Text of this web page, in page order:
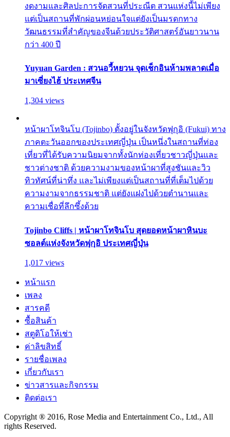
งดงามและศิลปะการจัดสวนที่ประณีต สวนแห่งนี้ไม่เพียง
แต่เป็นสถานที่พักผ่อนหย่อนใจแต่ยังเป็นมรดกทาง
วัฒนธรรมที่สำคัญของจีนด้วยประวัติศาสตร์อันยาวนาน
กว่า 400 ปี
Yuyuan Garden : สวนอวี้หยวน จุดเช็กอินห้ามพลาดเมื่อ
มาเซี่ยงไฮ้ ประเทศจีน
1,304 views
หน้าผาโทจินโบ (Tojinbo) ตั้งอยู่ในจังหวัดฟุกุอิ (Fukui) ทาง
ภาคตะวันออกของประเทศญี่ปุ่น เป็นหนึ่งในสถานที่ท่อง
เที่ยวที่ได้รับความนิยมจากทั้งนักท่องเที่ยวชาวญี่ปุ่นและ
ชาวต่างชาติ ด้วยความงามของหน้าผาที่สูงชันและวิว
ทิวทัศน์ที่น่าทึ่ง และไม่เพียงแต่เป็นสถานที่ที่เต็มไปด้วย
ความงามจากธรรมชาติ แต่ยังแฝงไปด้วยตำนานและ
ความเชื่อที่ลึกซึ้งด้วย
Tojinbo Cliffs | หน้าผาโทจินโบ สุดยอดหน้าผาหินบะ
ซอลต์แห่งจังหวัดฟุกุอิ ประเทศญี่ปุ่น
1,017 views
หน้าแรก
เพลง
สารคดี
ซื้อสินค้า
สตูดิโอให้เช่า
ค่าลิขสิทธิ์
รายชื่อเพลง
เกี่ยวกับเรา
ข่าวสารและกิจกรรม
ติดต่อเรา
Copyright ® 2016, Rose Media and Entertainment Co., Ltd., All
rights Reserved.